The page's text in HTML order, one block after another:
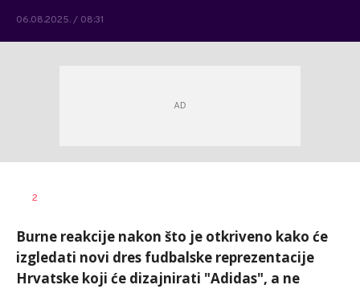
06.08.2025. / 08:31
AUTOR
2
Burne reakcije nakon što je otkriveno kako će
izgledati novi dres fudbalske reprezentacije
Hrvatske koji će dizajnirati "Adidas", a ne